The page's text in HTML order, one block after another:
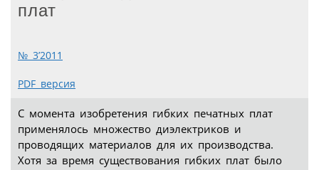
плат
№ 3’2011
PDF версия
С момента изобретения гибких печатных плат
применялось множество диэлектриков и
проводящих материалов для их производства.
Хотя за время существования гибких плат было